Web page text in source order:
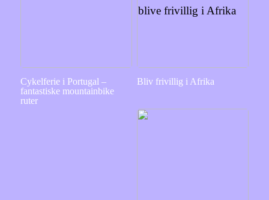
Cykelferie i Portugal –
fantastiske mountainbike
ruter
Bliv frivillig i Afrika